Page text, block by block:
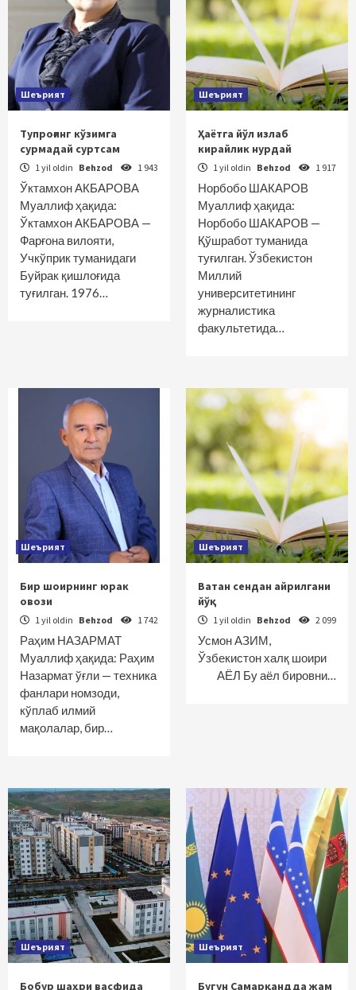
Шеърият
Тупроғинг кўзимга
сурмадай суртсам
1 yil oldin Behzod 1 943
Ўктамхон АКБАРОВА
Муаллиф ҳақида:
Ўктамхон АКБАРОВА —
Фарғона вилояти,
Учкўприк туманидаги
Буйрак қишлоғида
туғилган. 1976…
Шеърият
Ҳаётга йўл излаб
кирайлик нурдай
1 yil oldin Behzod 1 917
Норбобо ШАКАРОВ
Муаллиф ҳақида:
Норбобо ШАКАРОВ —
Қўшработ туманида
туғилган. Ўзбекистон
Миллий
университетининг
журналистика
факультетида…
Шеърият
Бир шоирнинг юрак
овози
1 yil oldin Behzod 1 742
Раҳим НАЗАРМАТ
Муаллиф ҳақида: Раҳим
Назармат ўғли — техника
фанлари номзоди,
кўплаб илмий
мақолалар, бир…
Шеърият
Ватан сендан айрилгани
йўқ
1 yil oldin Behzod 2 099
Усмон АЗИМ,
Ўзбекистон халқ шоири
АЁЛ Бу аёл бировни…
Шеърият
Бобур шаҳри васфида
Шеърият
Бугун Самарқандда жам